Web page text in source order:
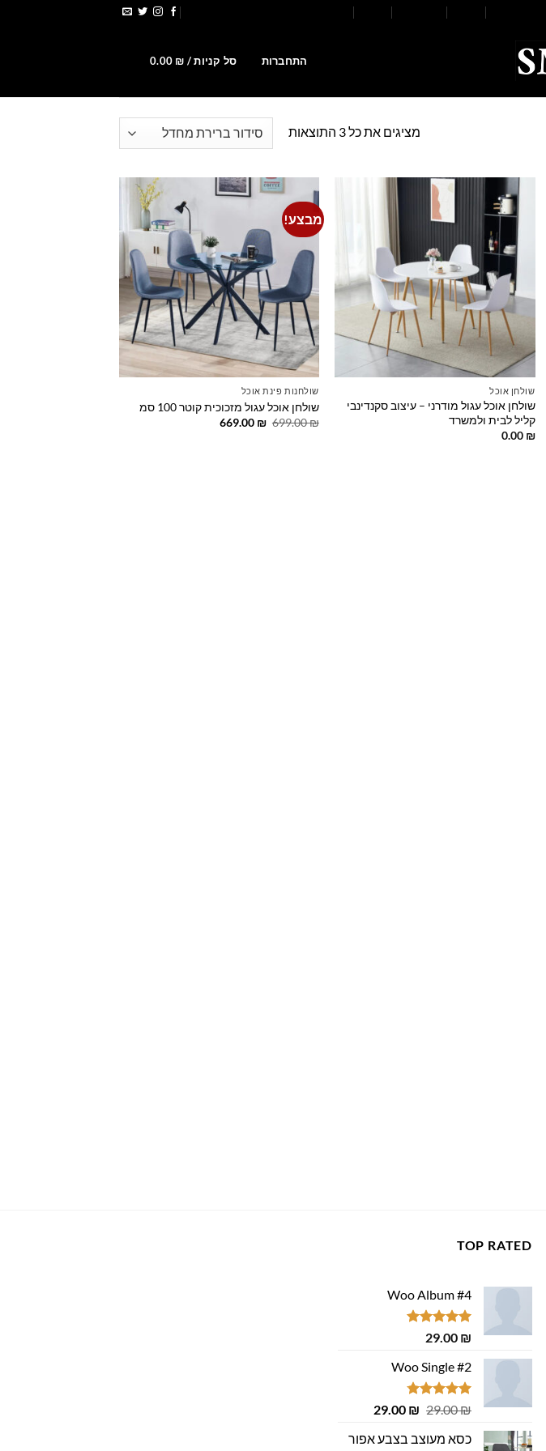
התחברות סל קניות / 0.00 ₪
מציגים את כל ⁦3⁩ התוצאות
שולחן אוכל
שולחן אוכל עגול מודרני – עיצוב סקנדינבי
קליל לבית ולמשרד
0.00 ₪
מבצע!
Add to
wishlist
שולחנות פינת אוכל
שולחן אוכל עגול מזכוכית קוטר 100 סמ
699.00₪
המחיר
669.00 ₪
המחיר
TOP RATED
Woo Album #4
דורג5.00
29.00 ₪
Woo Single #2
דורג4.75
29.00₪
המחיר
היה:
29.00 ₪
המחיר
הוא:
כסא מעוצב בצבע אפור